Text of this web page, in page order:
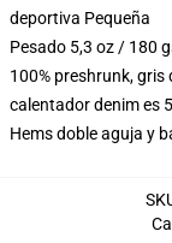
deportiva Pequeña
Pesado 5,3 oz / 180
100% preshrunk, gris
calentador denim es
Hems doble aguja y